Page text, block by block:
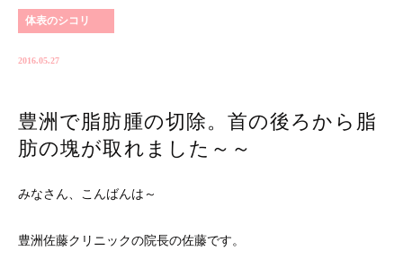
体表のシコリ
2016.05.27
豊洲で脂肪腫の切除。首の後ろから脂
肪の塊が取れました～～
みなさん、こんばんは～
豊洲佐藤クリニックの院長の佐藤です。